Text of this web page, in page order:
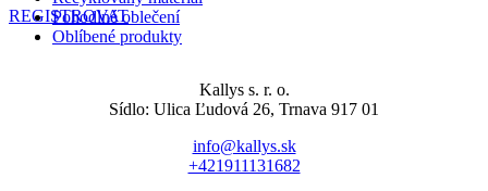
Pohodlné oblečení
Oblíbené produkty
REGISTROVAT
Kallys s. r. o.
Sídlo: Ulica Ľudová 26, Trnava 917 01
info@kallys.sk
+421911131682